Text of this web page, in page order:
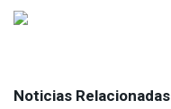
Noticias Relacionadas